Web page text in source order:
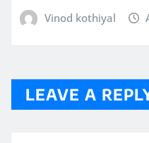
Vinod kothiyal
LEAVE A